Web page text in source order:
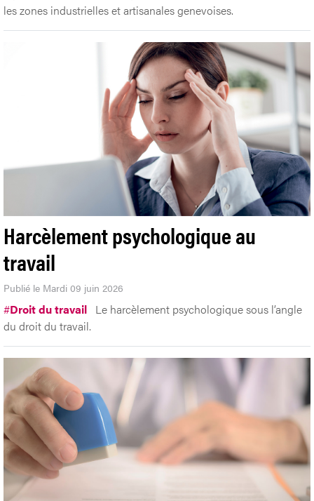
les zones industrielles et artisanales genevoises.
Harcèlement psychologique au
travail
Publié le Mardi 09 juin 2026
#Droit du travail Le harcèlement psychologique sous l’angle
du droit du travail.